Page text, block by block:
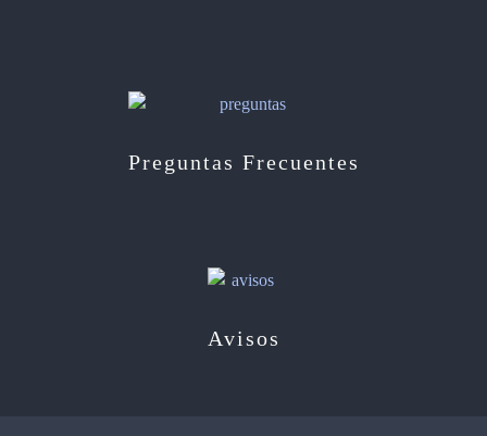
Preguntas Frecuentes
Avisos